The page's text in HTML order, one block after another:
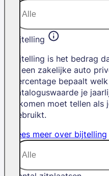
Bijtelling
Bijtelling is het bedrag
je een zakelijke auto
percentage bepaalt welk
cataloguswaarde je
inkomen moet tellen als
gebruikt.
Lees meer over bijtelling